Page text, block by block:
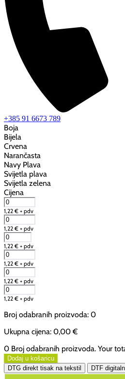
+385 91 6673 789
Boja
Bijela
Crvena
Narančasta
Navy Plava
Svijetla plava
Svijetla zelena
Cijena
1,22 € + pdv
1,22 € + pdv
1,22 € + pdv
1,22 € + pdv
1,22 € + pdv
1,22 € + pdv
Broj odabranih proizvoda: 0
Ukupna cijena: 0,00 €
0 Broj odabranih proizvoda. Your
Dodaj u košaricu
DTG direkt tisak na tekstil
DTF